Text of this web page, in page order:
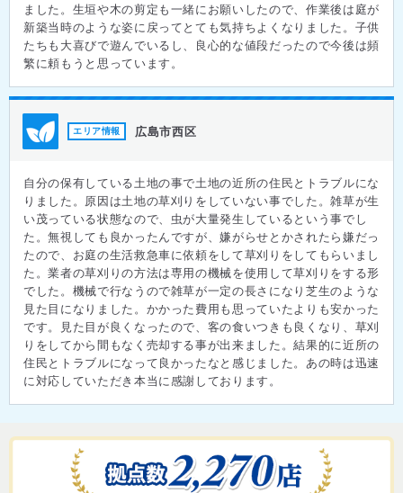
ました。生垣や木の剪定も一緒にお願いしたので、作業後は庭が
新築当時のような姿に戻ってとても気持ちよくなりました。子供
たちも大喜びで遊んでいるし、良心的な値段だったので今後は頻
繁に頼もうと思っています。
エリア情報 広島市西区
自分の保有している土地の事で土地の近所の住民とトラブルにな
りました。原因は土地の草刈りをしていない事でした。雑草が生
い茂っている状態なので、虫が大量発生しているという事でし
た。無視しても良かったんですが、嫌がらせとかされたら嫌だっ
たので、お庭の生活救急車に依頼をして草刈りをしてもらいまし
た。業者の草刈りの方法は専用の機械を使用して草刈りをする形
でした。機械で行なうので雑草が一定の長さになり芝生のような
見た目になりました。かかった費用も思っていたよりも安かった
です。見た目が良くなったので、客の食いつきも良くなり、草刈
りをしてから間もなく売却する事が出来ました。結果的に近所の
住民とトラブルになって良かったなと感じました。あの時は迅速
に対応していただき本当に感謝しております。